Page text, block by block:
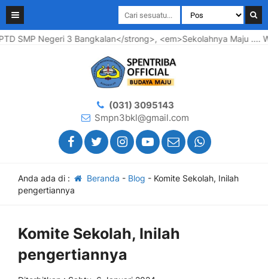
Negeri 3 Bangkalan</strong>, <em>Sekolahnya Maju ....
(031) 3095143
Smpn3bkl@gmail.com
Anda ada di : Beranda - Blog - Komite Sekolah, Inilah
pengertiannya
Komite Sekolah, Inilah
pengertiannya